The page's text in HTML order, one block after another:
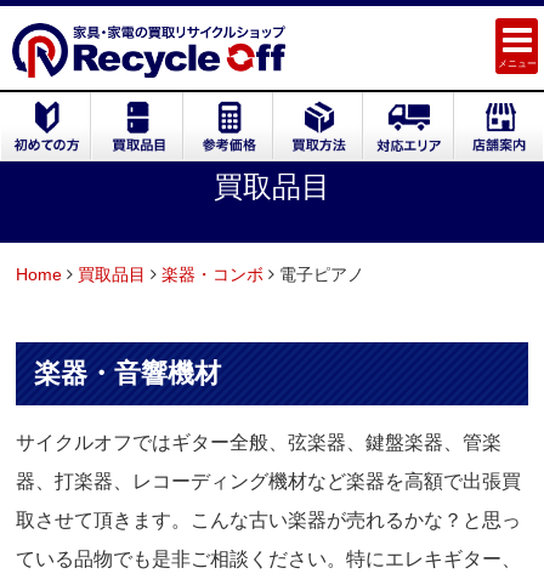
メニュー
買取品目
Home 買取品目 楽器・コンボ 電子ピアノ
楽器・音響機材
サイクルオフではギター全般、弦楽器、鍵盤楽器、管楽
器、打楽器、レコーディング機材など楽器を高額で出張買
取させて頂きます。こんな古い楽器が売れるかな？と思っ
ている品物でも是非ご相談ください。特にエレキギター、